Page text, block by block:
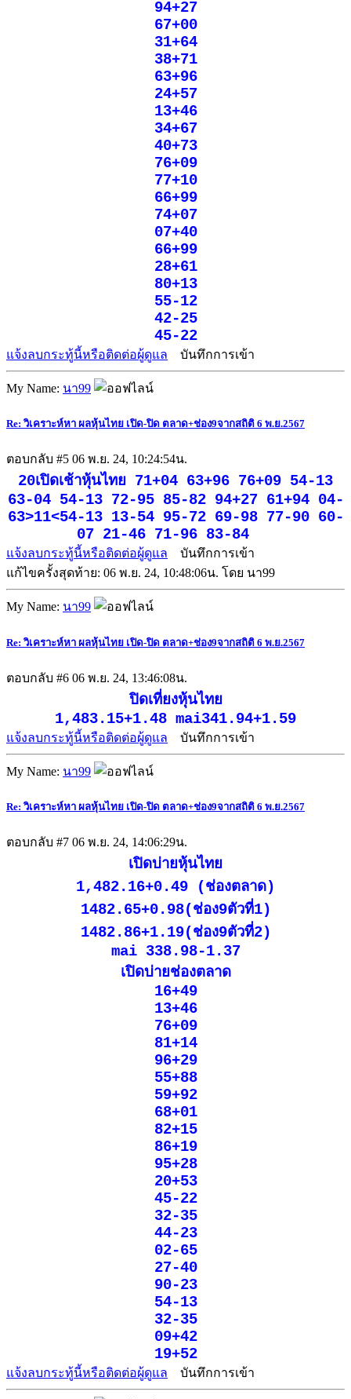
94+27
67+00
31+64
38+71
63+96
24+57
13+46
34+67
40+73
76+09
77+10
66+99
74+07
07+40
66+99
28+61
80+13
55-12
42-25
45-22
แจ้งลบกระทู้นี้หรือติดต่อผู้ดูแล บันทึกการเข้า
My Name: นา99
Re: วิเคราะห์หา ผลหุ้นไทย เปิด-ปิด ตลาด+ช่อง9จากสถิติ 6 พ.ย.2567
ตอบกลับ #5 06 พ.ย. 24, 10:24:54น.
20เปิดเช้าหุ้นไทย 71+04 63+96 76+09 54-13
63-04 54-13 72-95 85-82 94+27 61+94 04-
63>11<54-13 13-54 95-72 69-98 77-90 60-
07 21-46 71-96 83-84
แจ้งลบกระทู้นี้หรือติดต่อผู้ดูแล
บันทึกการเข้า
แก้ไขครั้งสุดท้าย: 06 พ.ย. 24, 10:48:06น. โดย นา99
My Name: นา99
Re: วิเคราะห์หา ผลหุ้นไทย เปิด-ปิด ตลาด+ช่อง9จากสถิติ 6 พ.ย.2567
ตอบกลับ #6 06 พ.ย. 24, 13:46:08น.
ปิดเที่ยงหุ้นไทย
1,483.15+1.48 mai341.94+1.59
แจ้งลบกระทู้นี้หรือติดต่อผู้ดูแล บันทึกการเข้า
My Name: นา99
Re: วิเคราะห์หา ผลหุ้นไทย เปิด-ปิด ตลาด+ช่อง9จากสถิติ 6 พ.ย.2567
ตอบกลับ #7 06 พ.ย. 24, 14:06:29น.
เปิดบ่ายหุ้นไทย
1,482.16+0.49 (ช่องตลาด)
1482.65+0.98(ช่อง9ตัวที่1)
1482.86+1.19(ช่อง9ตัวที่2)
mai 338.98-1.37
เปิดบ่ายช่องตลาด
16+49
13+46
76+09
81+14
96+29
55+88
59+92
68+01
82+15
86+19
95+28
20+53
45-22
32-35
44-23
02-65
27-40
90-23
54-13
32-35
09+42
19+52
แจ้งลบกระทู้นี้หรือติดต่อผู้ดูแล บันทึกการเข้า